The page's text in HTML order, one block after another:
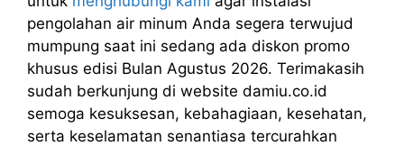
pengolahan air minum Anda segera terwujud
mumpung saat ini sedang ada diskon promo
khusus edisi Bulan Agustus 2026. Terimakasih
sudah berkunjung di website damiu.co.id
semoga kesuksesan, kebahagiaan, kesehatan,
serta keselamatan senantiasa tercurahkan